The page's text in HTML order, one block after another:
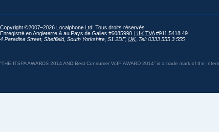
Copyright ©2007–2026 Localphone Ltd . Tous droits réservés
Enregistré en Angleterre & au Pays de Galles #6085990 | UK TVA#911 5418 49
4 Paradise Street, Sheffield, South Yorkshire S1 2DF, UK, Tel: 0333 555 3 555
“THE ITSPA AWARDS 2014 AND Best Consumer VoIP AWARD 2014” is a trade mark of the